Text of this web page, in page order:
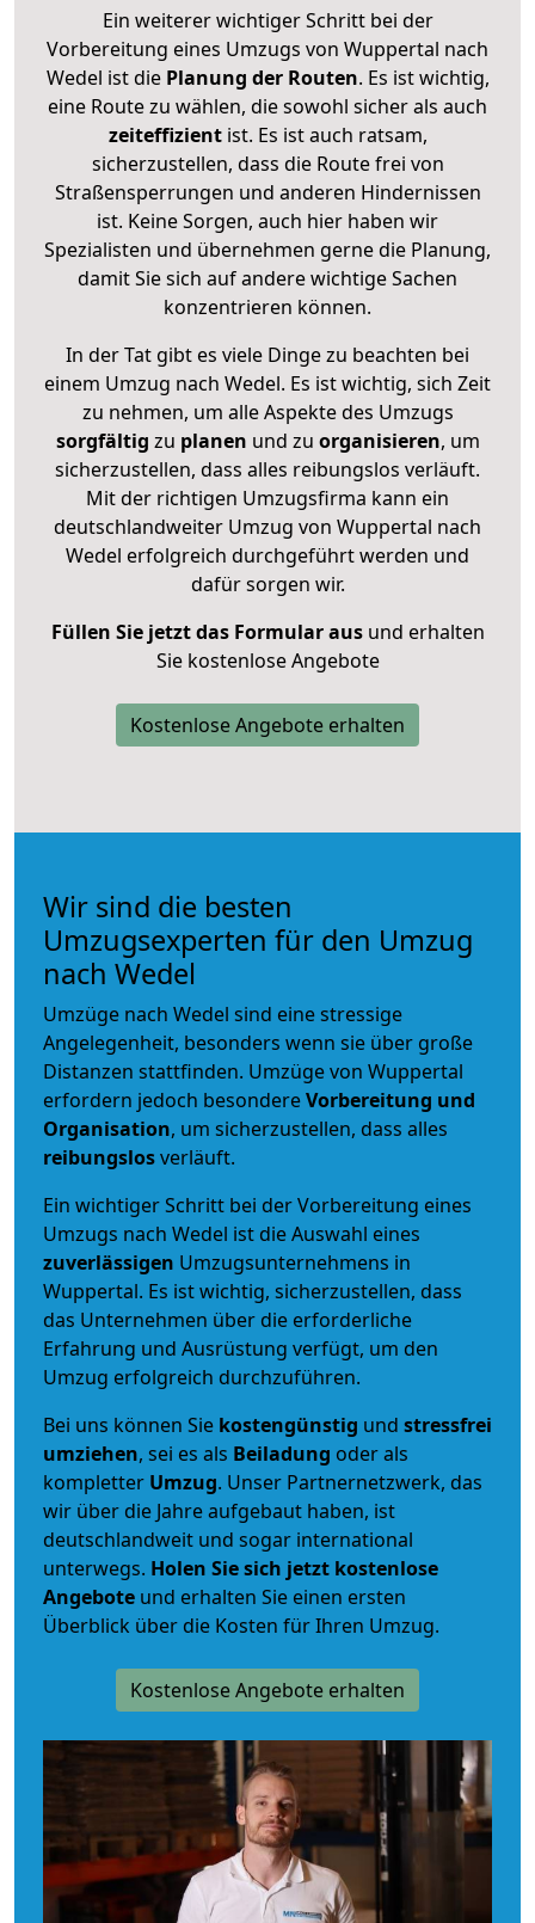
Ein weiterer wichtiger Schritt bei der
Vorbereitung eines Umzugs von Wuppertal nach
Wedel ist diePlanung der Routen. Es ist wichtig,
eine Route zu wählen, die sowohl sicher als auch
zeiteffizientist. Es ist auch ratsam,
sicherzustellen, dass die Route frei von
Straßensperrungen und anderen Hindernissen
ist. Keine Sorgen, auch hier haben wir
Spezialisten und übernehmen gerne die Planung,
damit Sie sich auf andere wichtige Sachen
konzentrieren können.
In der Tat gibt es viele Dinge zu beachten bei
einem Umzug nach Wedel. Es ist wichtig, sich Zeit
zu nehmen, um alle Aspekte des Umzugs
sorgfältig zu planen und zu organisieren, um
sicherzustellen, dass alles reibungslos verläuft.
Mit der richtigen Umzugsfirma kann ein
deutschlandweiter Umzug von Wuppertal nach
Wedel erfolgreich durchgeführt werden und
dafür sorgen wir.
Füllen Sie jetzt das Formular ausund erhalten
Sie kostenlose Angebote
Kostenlose Angebote erhalten
Wir sind die besten
Umzugsexperten für den Umzug
nach Wedel
Umzüge nach Wedel sind eine stressige
Angelegenheit, besonders wenn sie über große
Distanzen stattfinden. Umzüge von Wuppertal
erfordern jedoch besondereVorbereitung und
Organisation, um sicherzustellen, dass alles
reibungslosverläuft.
Ein wichtiger Schritt bei der Vorbereitung eines
Umzugs nach Wedel ist die Auswahl eines
zuverlässigen Umzugsunternehmens in
Wuppertal. Es ist wichtig, sicherzustellen, dass
das Unternehmen über die erforderliche
Erfahrung und Ausrüstung verfügt, um den
Umzug erfolgreich durchzuführen.
Bei uns können Sie kostengünstig und stressfrei
umziehen, sei es als Beiladung oder als
kompletter Umzug. Unser Partnernetzwerk, das
wir über die Jahre aufgebaut haben, ist
deutschlandweit und sogar international
unterwegs. Holen Sie sich jetzt kostenlose
Angebote und erhalten Sie einen ersten
Überblick über die Kosten für Ihren Umzug.
Kostenlose Angebote erhalten